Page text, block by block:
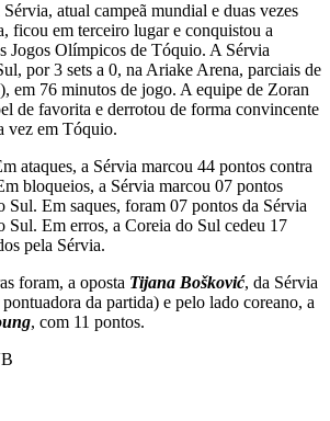
atual campeã mundial e duas vezes
ficou em terceiro lugar e conquistou a
Jogos Olímpicos de Tóquio. A Sérvia
por 3 sets a 0, na Ariake Arena, parciais de
em 76 minutos de jogo. A equipe de Zoran
de favorita e derrotou de forma convincente
vez em Tóquio.
ataques, a Sérvia marcou 44 pontos contra
bloqueios, a Sérvia marcou 07 pontos
Sul. Em saques, foram 07 pontos da Sérvia
Sul. Em erros, a Coreia do Sul cedeu 17
pela Sérvia.
foram, a oposta Tijana Bošković, da Sérvia
da partida) e pelo lado coreano, a
, com 11 pontos.